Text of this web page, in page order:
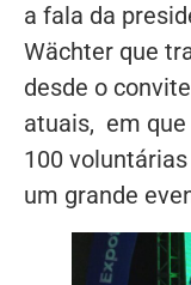
a fala da
Wächter que
desde o
atuais, em
100
um grande